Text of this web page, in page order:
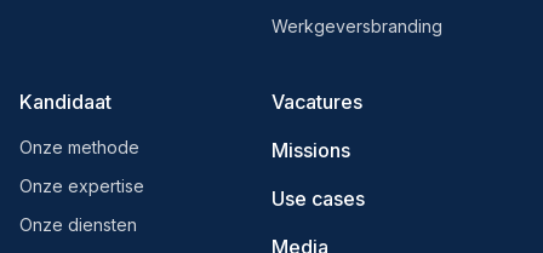
Werkgeversbranding
Kandidaat
Onze methode
Onze expertise
Onze diensten
Vacatures
Missions
Use cases
Media